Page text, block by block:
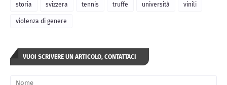
storia svizzera tennis truffe università vinili
violenza di genere
VUOI SCRIVERE UN ARTICOLO, CONTATTACI